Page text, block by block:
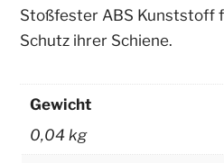
Stoßfester ABS Kunststoff
Schutz ihrer Schiene.
Gewicht
0,04 kg